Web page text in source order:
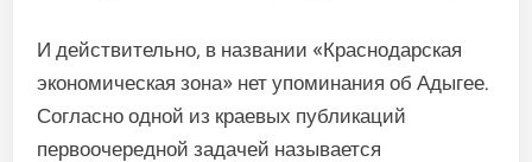
И действительно, в названии «Краснодарская
экономическая зона» нет упоминания об Адыгее.
Согласно одной из краевых публикаций
первоочередной задачей называется